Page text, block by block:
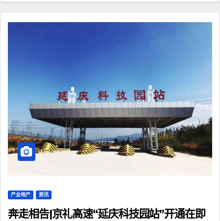
产业地产 资讯
奔走相告|京礼高速“延庆科技园站”开通在即